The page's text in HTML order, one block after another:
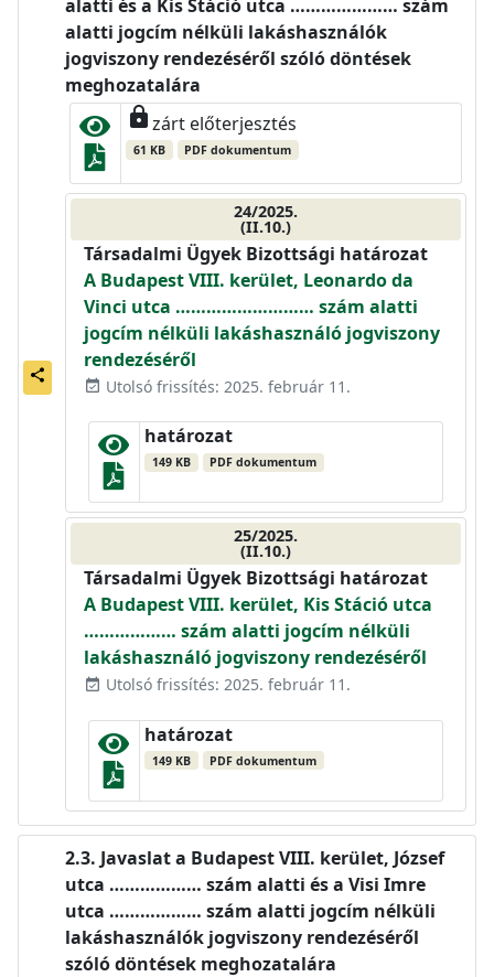
share
alatti és a Kis Stáció utca ………………… szám
alatti jogcím nélküli lakáshasználók
jogviszony rendezéséről szóló döntések
meghozatalára
lockzárt előterjesztés
61 KB PDF dokumentum
24/2025.
(II.10.)
Társadalmi Ügyek Bizottsági határozat
A Budapest VIII. kerület, Leonardo da
Vinci utca ……………………… szám alatti
jogcím nélküli lakáshasználó jogviszony
rendezéséről
event_available Utolsó frissítés: 2025. február 11.
határozat
149 KB PDF dokumentum
25/2025.
(II.10.)
Társadalmi Ügyek Bizottsági határozat
A Budapest VIII. kerület, Kis Stáció utca
……………… szám alatti jogcím nélküli
lakáshasználó jogviszony rendezéséről
event_available Utolsó frissítés: 2025. február 11.
határozat
149 KB PDF dokumentum
Javaslat a Budapest VIII. kerület, József
utca ……………… szám alatti és a Visi Imre
utca ……………… szám alatti jogcím nélküli
lakáshasználók jogviszony rendezéséről
szóló döntések meghozatalára